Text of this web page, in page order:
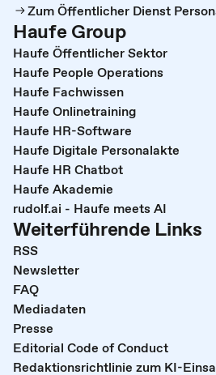
Zum Öffentlicher Dienst
Haufe Group
Haufe Öffentlicher Sektor
Haufe People Operations
Haufe Fachwissen
Haufe Onlinetraining
Haufe HR-Software
Haufe Digitale Personalakte
Haufe HR Chatbot
Haufe Akademie
rudolf.ai - Haufe meets AI
Weiterführende Links
RSS
Newsletter
FAQ
Mediadaten
Presse
Editorial Code of Conduct
Redaktionsrichtlinie zum KI-